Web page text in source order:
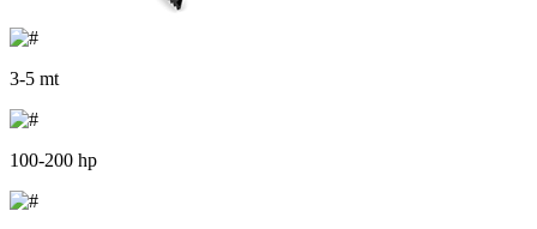
3-5 mt
100-200 hp